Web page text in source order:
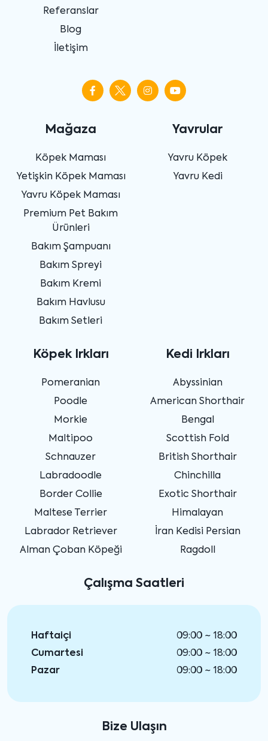
Referanslar
Blog
İletişim
Mağaza
Köpek Maması
Yetişkin Köpek Maması
Yavru Köpek Maması
Premium Pet Bakım
Ürünleri
Bakım Şampuanı
Bakım Spreyi
Bakım Kremi
Bakım Havlusu
Bakım Setleri
Yavrular
Yavru Köpek
Yavru Kedi
Köpek Irkları
Pomeranian
Poodle
Morkie
Maltipoo
Schnauzer
Labradoodle
Border Collie
Maltese Terrier
Labrador Retriever
Alman Çoban Köpeği
Kedi Irkları
Abyssinian
American Shorthair
Bengal
Scottish Fold
British Shorthair
Chinchilla
Exotic Shorthair
Himalayan
İran Kedisi Persian
Ragdoll
Çalışma Saatleri
Haftaiçi
09:00 ~ 18:00
Cumartesi
09:00 ~ 18:00
Pazar
09:00 ~ 18:00
Bize Ulaşın